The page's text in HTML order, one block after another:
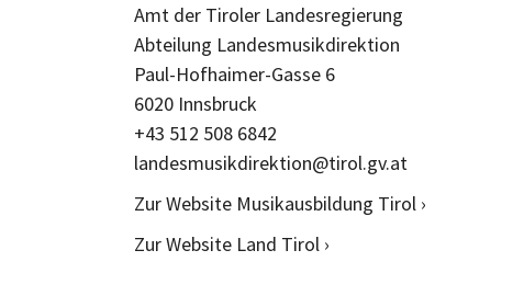
Amt der Tiroler Landesregierung
Abteilung Landesmusikdirektion
Paul-Hofhaimer-Gasse 6
6020 Innsbruck
+43 512 508 6842
landesmusikdirektion@tirol.gv.at
Zur Website Musikausbildung Tirol ›
Zur Website Land Tirol ›